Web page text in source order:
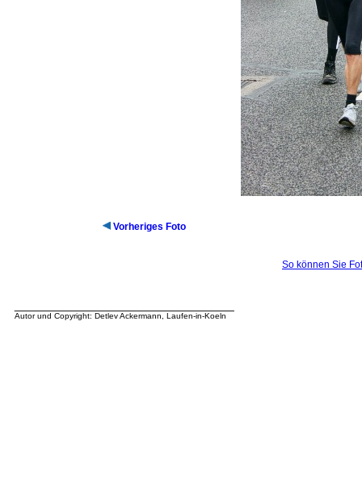
Vorheriges Foto
So können Sie
Autor und Copyright: Detlev Ackermann, Laufen-in-Koeln